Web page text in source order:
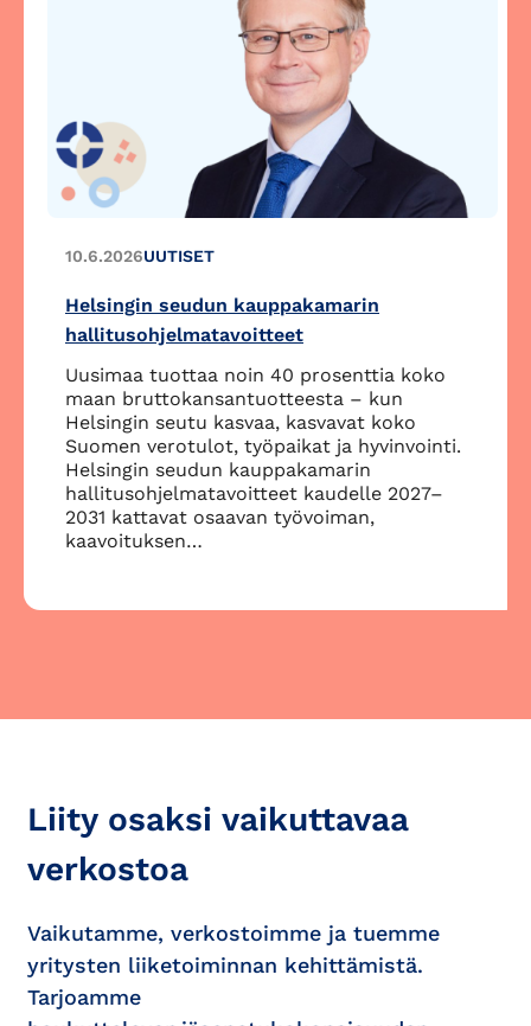
10.6.2026UUTISET
Helsingin seudun kauppakamarin
hallitusohjelmatavoitteet
Uusimaa tuottaa noin 40 prosenttia koko
maan bruttokansantuotteesta – kun
Helsingin seutu kasvaa, kasvavat koko
Suomen verotulot, työpaikat ja hyvinvointi.
Helsingin seudun kauppakamarin
hallitusohjelmatavoitteet kaudelle 2027–
2031 kattavat osaavan työvoiman,
kaavoituksen…
Liity osaksi vaikuttavaa
verkostoa
Vaikutamme, verkostoimme ja tuemme
yritysten liiketoiminnan kehittämistä.
Tarjoamme